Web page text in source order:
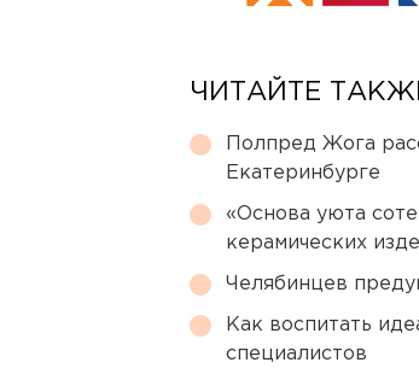
ЧИТАЙТЕ
Полпред Жога
Екатеринбурге
«Основа уюта
керамических
Челябинцев
Как воспитать
специалистов